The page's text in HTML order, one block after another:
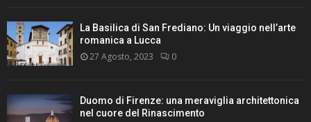
La Basilica di San Frediano: Un viaggio nell’arte
romanica a Lucca
27 Agosto, 2023 0
Duomo di Firenze: una meraviglia architettonica
nel cuore del Rinascimento